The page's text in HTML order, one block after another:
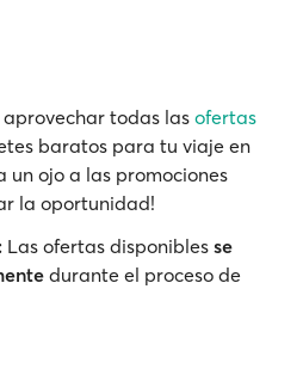
aprovechar todas las ofertas
baratos para tu viaje en
un ojo a las promociones
la oportunidad!
Las ofertas disponibles se
durante el proceso de